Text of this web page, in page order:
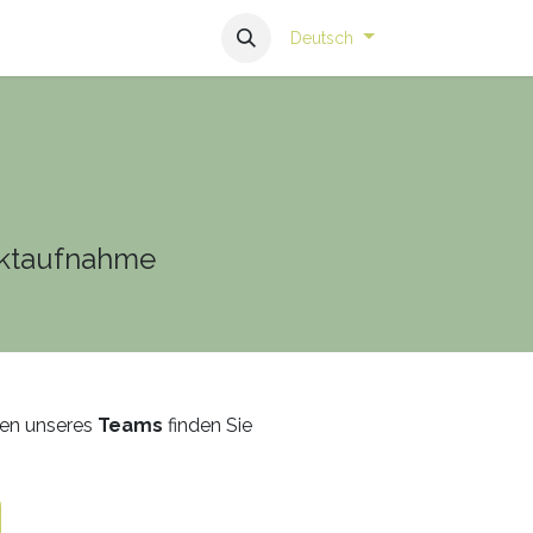
Deutsch
unseres Teams finden Sie